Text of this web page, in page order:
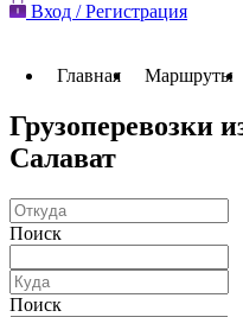
Вход / Регистрация
Главная Маршруты
Грузоперевозки
Салават
Поиск
Поиск